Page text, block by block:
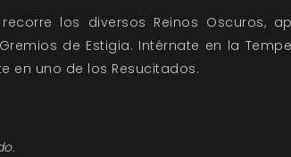
los diversos Reinos Oscuros,
de Estigia. Intérnate en la
en uno de los Resucitados.